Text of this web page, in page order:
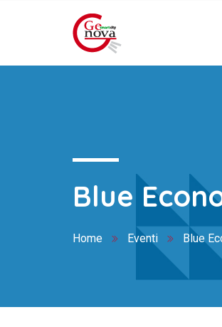
Blue
Home Eventi Blue